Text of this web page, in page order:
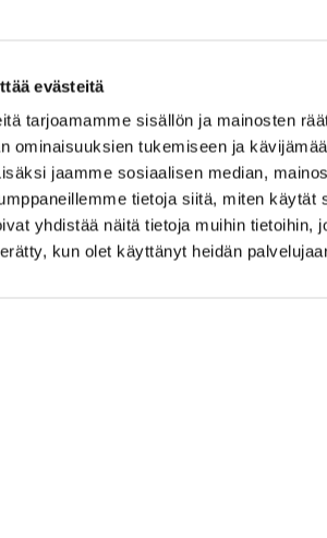
evästeitä
tarjoamamme sisällön ja mainosten
ominaisuuksien tukemiseen ja
jaamme sosiaalisen median,
tietoja siitä, miten käytät
yhdistää näitä tietoja muihin tietoihin,
kun olet käyttänyt heidän